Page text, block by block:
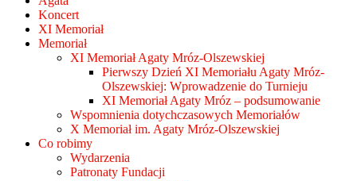
Koncert
XI Memoriał
Memoriał
XI Memoriał Agaty Mróz-Olszewskiej
Pierwszy Dzień XI Memoriału Agaty Mróz-
Olszewskiej: Wprowadzenie do Turnieju
XI Memoriał Agaty Mróz – podsumowanie
Wspomnienia dotychczasowych Memoriałów
X Memoriał im. Agaty Mróz-Olszewskiej
Co robimy
Wydarzenia
Patronaty Fundacji